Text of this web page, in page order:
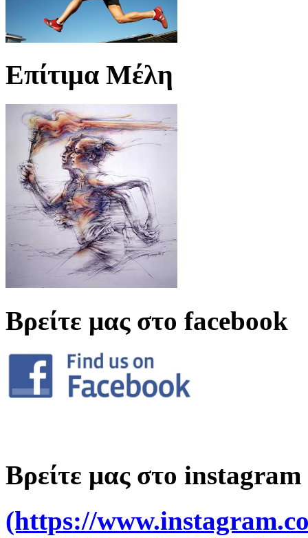
Επίτιμα Μέλη
Βρείτε μας στο facebook
Βρείτε μας στο instagram
(https://